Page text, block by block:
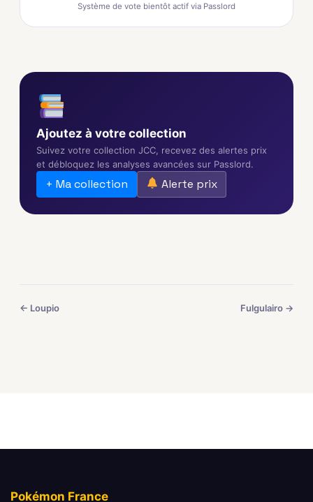
Système de vote bientôt actif via Passlord
Ajoutez à votre collection
Suivez votre collection JCC, recevez des alertes prix
et débloquez les analyses avancées sur Passlord.
+ Ma collection Alerte prix
← Loupio Fulgulairo →
Pokémon France